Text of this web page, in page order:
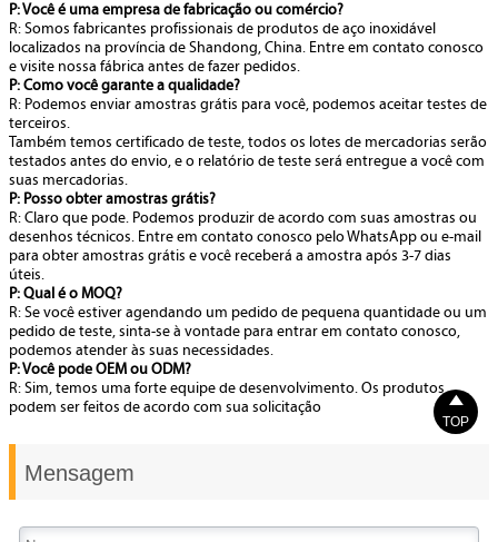
P: Você é uma empresa de fabricação ou comércio?
R: Somos fabricantes profissionais de produtos de aço inoxidável
localizados na província de Shandong, China. Entre em contato conosco
e visite nossa fábrica antes de fazer pedidos.
P: Como você garante a qualidade?
R: Podemos enviar amostras grátis para você, podemos aceitar testes de
terceiros.
Também temos certificado de teste, todos os lotes de mercadorias serão
testados antes do envio, e o relatório de teste será entregue a você com
suas mercadorias.
P: Posso obter amostras grátis?
R: Claro que pode. Podemos produzir de acordo com suas amostras ou
desenhos técnicos. Entre em contato conosco pelo WhatsApp ou e-mail
para obter amostras grátis e você receberá a amostra após 3-7 dias
úteis.
P: Qual é o MOQ?
R: Se você estiver agendando um pedido de pequena quantidade ou um
pedido de teste, sinta-se à vontade para entrar em contato conosco,
podemos atender às suas necessidades.
P: Você pode OEM ou ODM?
R: Sim, temos uma forte equipe de desenvolvimento. Os produtos
podem ser feitos de acordo com sua solicitação
Mensagem

TOP